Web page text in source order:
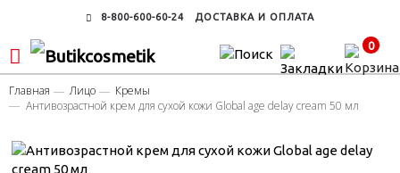
8-800-600-60-24 ДОСТАВКА И ОПЛАТА
0
Главная Лицо
Кремы
Антивозрастной крем для сухой кожи Global age delay cream 50 мл